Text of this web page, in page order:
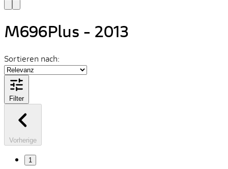
M696Plus - 2013
Sortieren nach:
Filter
Vorherige
1